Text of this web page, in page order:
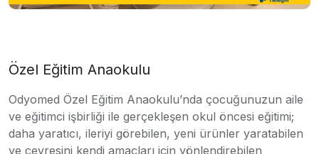
Özel Eğitim Anaokulu
Odyomed Özel Eğitim Anaokulu’nda çocuğunuzun aile
ve eğitimci işbirliği ile gerçekleşen okul öncesi eğitimi;
daha yaratıcı, ileriyi görebilen, yeni ürünler yaratabilen
ve çevresini kendi amaçları için yönlendirebilen